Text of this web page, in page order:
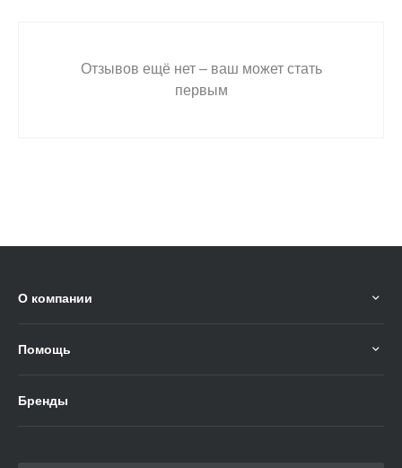
Отзывов ещё нет – ваш может стать
первым
О компании
Помощь
Бренды